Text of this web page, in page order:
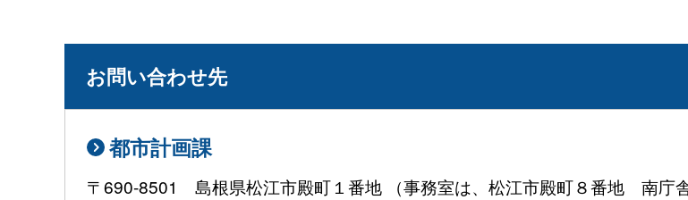
お問い合わせ先
都市計画課
〒690-8501 島根県松江市殿町１番地 （事務室は、松江市殿町８番地 南庁